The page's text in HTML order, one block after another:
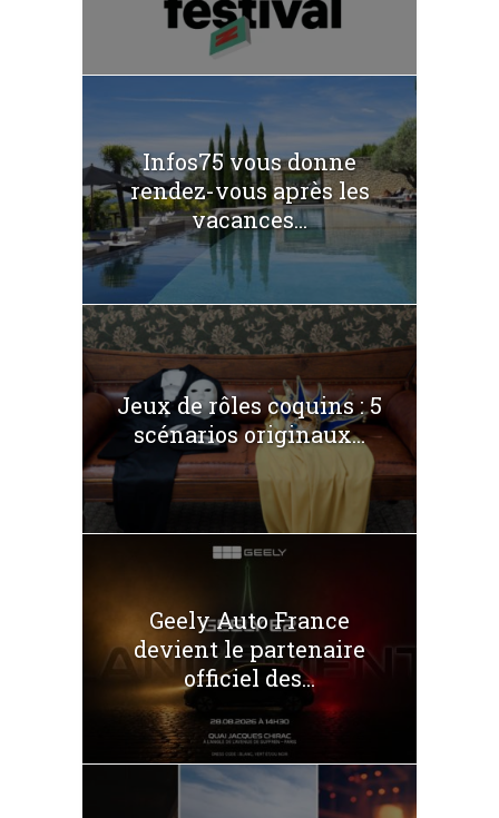
Infos75 vous donne
rendez-vous après les
vacances...
Jeux de rôles coquins : 5
scénarios originaux...
Geely Auto France
devient le partenaire
officiel des...